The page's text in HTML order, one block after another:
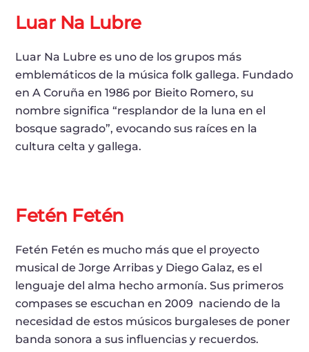
Luar Na Lubre
Luar Na Lubre es uno de los grupos más
emblemáticos de la música folk gallega. Fundado
en A Coruña en 1986 por Bieito Romero, su
nombre significa “resplandor de la luna en el
bosque sagrado”, evocando sus raíces en la
cultura celta y gallega.
Fetén Fetén
Fetén Fetén es mucho más que el proyecto
musical de Jorge Arribas y Diego Galaz, es el
lenguaje del alma hecho armonía. Sus primeros
compases se escuchan en 2009 naciendo de la
necesidad de estos músicos burgaleses de poner
banda sonora a sus influencias y recuerdos.